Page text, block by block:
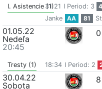
I. Asistencie (1)31:21 I Period: 3
Janke
AA 81
01.05.22
Nedeľa
20:45
0
Tresty (1) 18:34 I Period: 2
30.04.22
Sobota
8